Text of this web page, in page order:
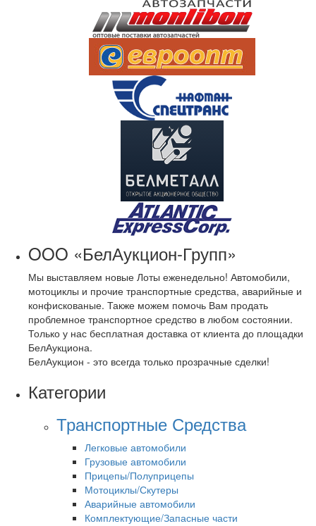
OOO «БелАукцион-Групп»
Мы выставляем новые Лоты еженедельно! Автомобили,
мотоциклы и прочие транспортные средства, аварийные и
конфискованые. Также можем помочь Вам продать
проблемное транспортное средство в любом состоянии.
Только у нас бесплатная доставка от клиента до площадки
БелАукциона.
БелАукцион - это всегда только прозрачные сделки!
Категории
Транспортные Средства
Легковые автомобили
Грузовые автомобили
Прицепы/Полуприцепы
Мотоциклы/Скутеры
Аварийные автомобили
Комплектующие/Запасные части